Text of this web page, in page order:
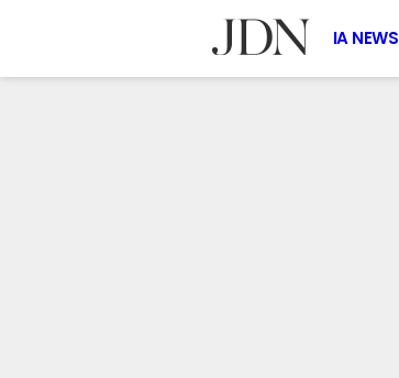
IA NEWS